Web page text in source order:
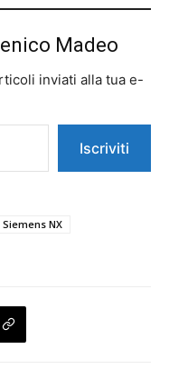
Madeo
inviati alla tua e-
Iscriviti
Siemens NX